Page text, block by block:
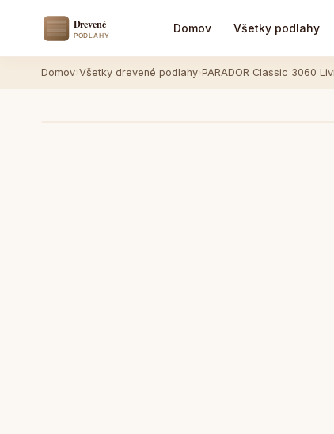
Domov Všetky podlahy
Domov Všetky drevené podlahy PARADOR Classic 3060